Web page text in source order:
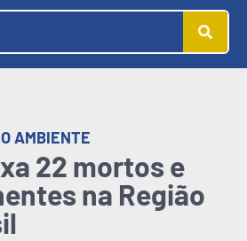
AMBIENTE
22 mortos e
na Região